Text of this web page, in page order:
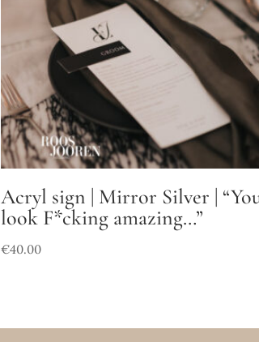
Acryl sign | Mirror Silver |
look F*cking amazing…”
€40.00